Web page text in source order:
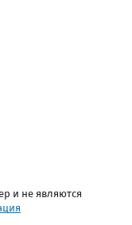
и не являются